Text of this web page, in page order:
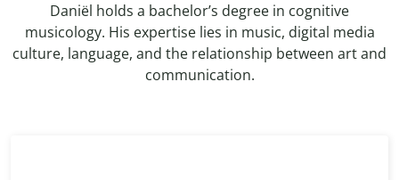
Daniël holds a bachelor’s degree in cognitive
musicology. His expertise lies in music, digital media
culture, language, and the relationship between art and
communication.